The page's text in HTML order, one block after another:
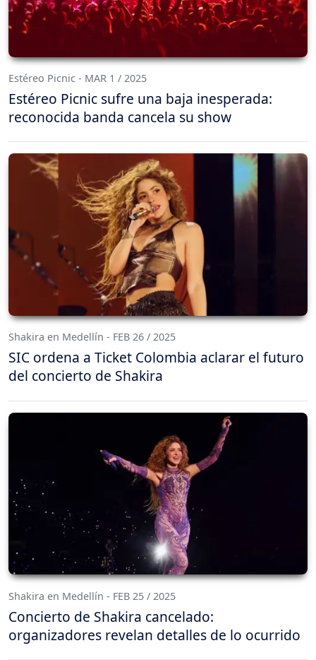
Estéreo Picnic - MAR 1 / 2025
Estéreo Picnic sufre una baja inesperada:
reconocida banda cancela su show
Shakira en Medellín - FEB 26 / 2025
SIC ordena a Ticket Colombia aclarar el futuro
del concierto de Shakira
Shakira en Medellín - FEB 25 / 2025
Concierto de Shakira cancelado:
organizadores revelan detalles de lo ocurrido